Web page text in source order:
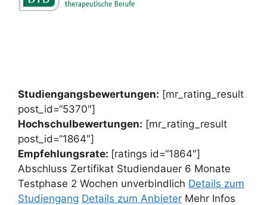
Studiengangsbewertungen: [mr_rating_result
post_id=“5370″]
Hochschulbewertungen: [mr_rating_result
post_id=“1864″]
Empfehlungsrate: [ratings id=“1864″]
Abschluss Zertifikat Studiendauer 6 Monate
Testphase 2 Wochen unverbindlich Details zum
Studiengang Details zum Anbieter Mehr Infos